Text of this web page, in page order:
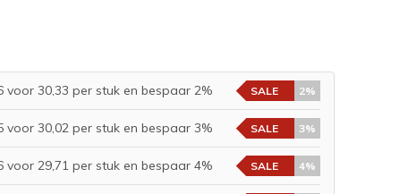
voor 30,33 per stuk en bespaar 2% SALE 2%
voor 30,02 per stuk en bespaar 3% SALE 3%
voor 29,71 per stuk en bespaar 4% SALE 4%